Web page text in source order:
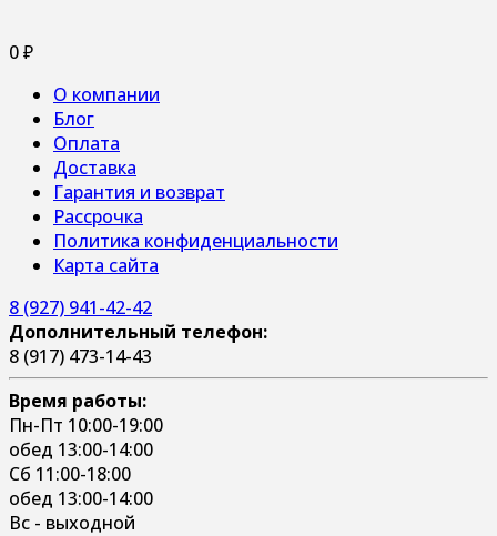
0₽
О компании
Блог
Оплата
Доставка
Гарантия и возврат
Рассрочка
Политика конфиденциальности
Карта сайта
8 (927) 941-42-42
Дополнительный телефон:
8 (917) 473-14-43
Время работы:
Пн-Пт 10:00-19:00
обед 13:00-14:00
Сб 11:00-18:00
обед 13:00-14:00
Вс - выходной